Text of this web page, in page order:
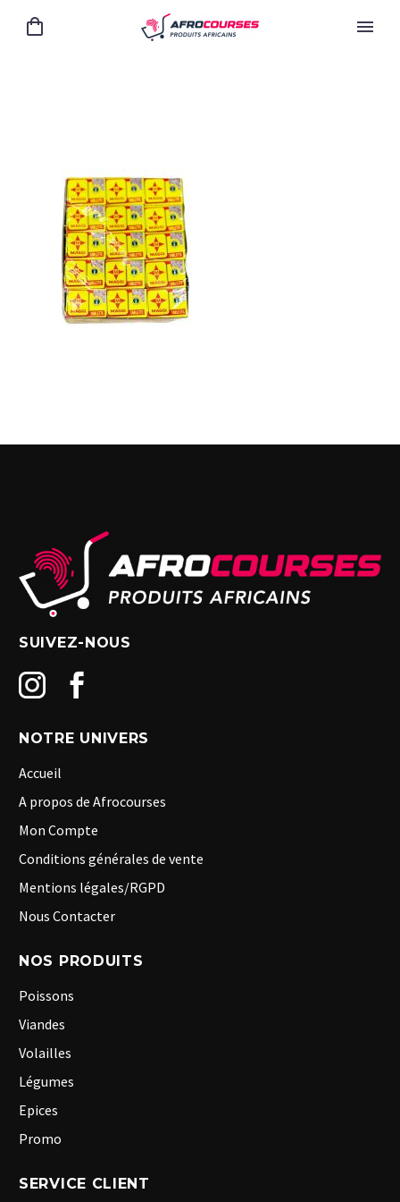
SUIVEZ-NOUS
NOTRE UNIVERS
Accueil
A propos de Afrocourses
Mon Compte
Conditions générales de vente
Mentions légales/RGPD
Nous Contacter
NOS PRODUITS
Poissons
Viandes
Volailles
Légumes
Epices
Promo
SERVICE CLIENT